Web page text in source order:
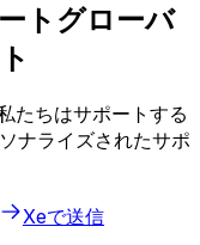
トグローバ
たちはサポートする
ナライズされたサポ
Xeで送信